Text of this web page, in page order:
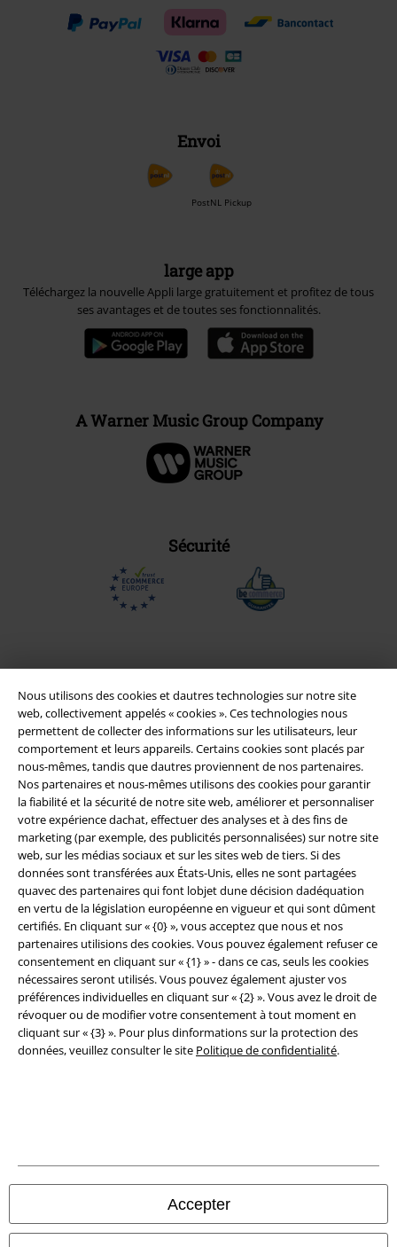
Nous utilisons des cookies et dautres technologies sur notre site
web, collectivement appelés « cookies ». Ces technologies nous
permettent de collecter des informations sur les utilisateurs, leur
comportement et leurs appareils. Certains cookies sont placés par
nous-mêmes, tandis que dautres proviennent de nos partenaires.
Nos partenaires et nous-mêmes utilisons des cookies pour garantir
la fiabilité et la sécurité de notre site web, améliorer et personnaliser
votre expérience dachat, effectuer des analyses et à des fins de
marketing (par exemple, des publicités personnalisées) sur notre site
web, sur les médias sociaux et sur les sites web de tiers. Si des
données sont transférées aux États-Unis, elles ne sont partagées
quavec des partenaires qui font lobjet dune décision dadéquation
en vertu de la législation européenne en vigueur et qui sont dûment
certifiés. En cliquant sur « {0} », vous acceptez que nous et nos
partenaires utilisions des cookies. Vous pouvez également refuser ce
consentement en cliquant sur « {1} » - dans ce cas, seuls les cookies
nécessaires seront utilisés. Vous pouvez également ajuster vos
préférences individuelles en cliquant sur « {2} ». Vous avez le droit de
révoquer ou de modifier votre consentement à tout moment en
cliquant sur « {3} ». Pour plus dinformations sur la protection des
données, veuillez consulter le site Politique de confidentialité.
Accepter
Envoi
PostNL Pickup
large app
Téléchargez la nouvelle Appli large gratuitement et profitez de tous
ses avantages et de toutes ses fonctionnalités.
A Warner Music Group Company
Sécurité
Légal
Conditions générales
Éditeur
Clauses de confidentialité
Élimination des déchets et protection de l'environnement
Déclaration de Conformité
Informations sur l'accessibilité